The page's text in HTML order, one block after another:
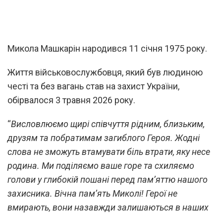
Микола Машкарін народився 11 січня 1975 року.
Життя військовослужбовця, який був людиною
честі та без вагань став на захист України,
обірвалося 3 травня 2026 року.
“Висловлюємо щирі співчуття рідним, близьким,
друзям та побратимам загиблого Героя. Жодні
слова не зможуть втамувати біль втрати, яку несе
родина. Ми поділяємо ваше горе та схиляємо
голови у глибокій пошані перед пам’яттю нашого
захисника. Вічна пам’ять Миколі! Герої не
вмирають, вони назавжди залишаються в наших